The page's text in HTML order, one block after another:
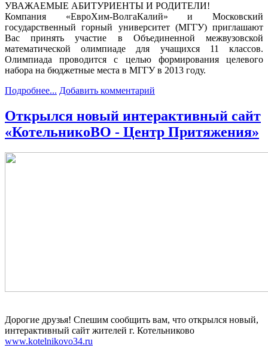
УВАЖАЕМЫЕ АБИТУРИЕНТЫ И РОДИТЕЛИ!
Компания «ЕвроХим-ВолгаКалий» и Московский
государственный горный университет (МГГУ) приглашают
Вас принять участие в Объединенной межвузовской
математической олимпиаде для учащихся 11 классов.
Олимпиада проводится с целью формирования целевого
набора на бюджетные места в МГГУ в 2013 году.
Подробнее... Добавить комментарий
Открылся новый интерактивный сайт
«КотельникоВО - Центр Притяжения»
Дорогие друзья! Спешим сообщить вам, что открылся новый,
интерактивный сайт жителей г. Котельниково
www.kotelnikovo34.ru